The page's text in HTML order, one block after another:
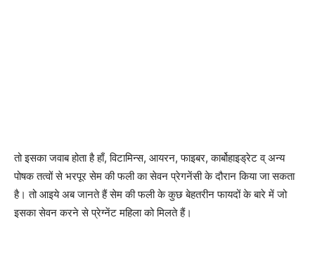
तो इसका जवाब होता है हाँ, विटामिन्स, आयरन, फाइबर, कार्बोहाइड्रेट व् अन्य
पोषक तत्वों से भरपूर सेम की फली का सेवन प्रेगनेंसी के दौरान किया जा सकता
है। तो आइये अब जानते हैं सेम की फली के कुछ बेहतरीन फायदों के बारे में जो
इसका सेवन करने से प्रेग्नेंट महिला को मिलते हैं।